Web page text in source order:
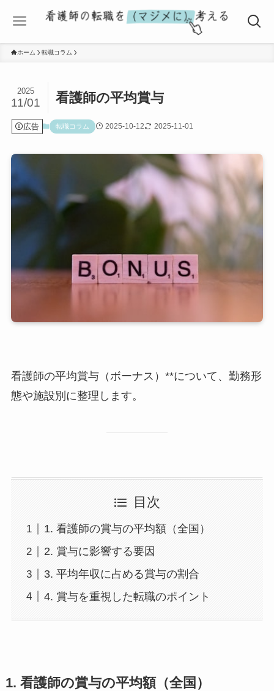
ホーム 転職コラム
看護師の平均賞与
2025
11/01
広告 転職コラム 2025-10-12 2025-11-01
看護師の平均賞与（ボーナス）**について、勤務形
態や施設別に整理します。
目次
1. 看護師の賞与の平均額（全国）
2. 賞与に影響する要因
3. 平均年収に占める賞与の割合
4. 賞与を重視した転職のポイント
1. 看護師の賞与の平均額（全国）